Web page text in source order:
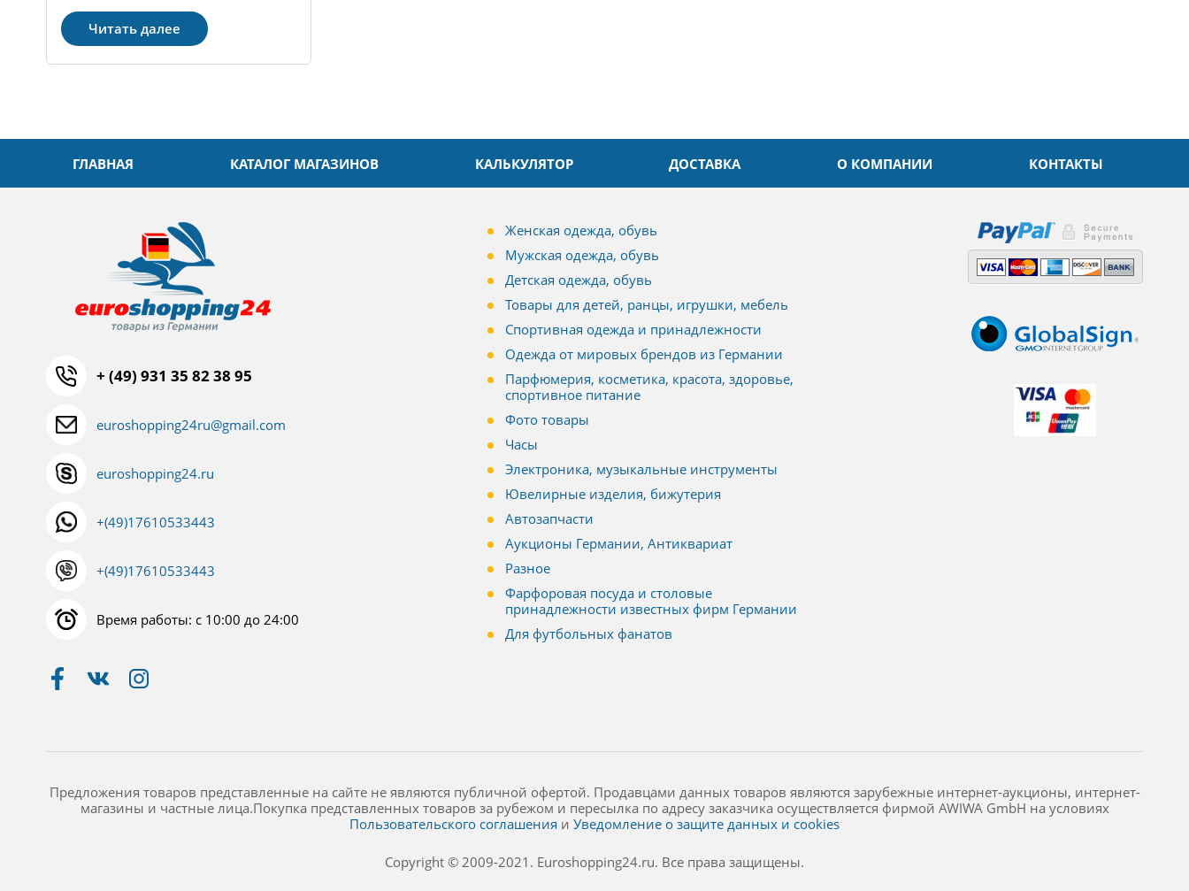
Читать далее
ГЛАВНАЯ КАТАЛОГ МАГАЗИНОВ КАЛЬКУЛЯТОР ДОСТАВКА О КОМПАНИИ КОНТАКТЫ
+ (49) 931 35 82 38 95
euroshopping24ru@gmail.com
euroshopping24.ru
+(49)17610533443
+(49)17610533443
Время работы: с 10:00 до 24:00
Женская одежда, обувь
Мужская одежда, обувь
Детская одежда, обувь
Товары для детей, ранцы, игрушки, мебель
Спортивная одежда и принадлежности
Одежда от мировых брендов из Германии
Парфюмерия, косметика, красота, здоровье,
спортивное питание
Фото товары
Часы
Электроника, музыкальные инструменты
Ювелирные изделия, бижутерия
Автозапчасти
Аукционы Германии, Антиквариат
Разное
Фарфоровая посуда и столовые
принадлежности известных фирм Германии
Для футбольных фанатов
Предложения товаров представленные на сайте не являются публичной офертой. Продавцами данных товаров являются зарубежные интернет-аукционы, интернет-
магазины и частные лица.Покупка представленных товаров за рубежом и пересылка по адресу заказчика осуществляется фирмой AWIWA GmbH на условиях
Пользовательского соглашения и Уведомление о защите данных и cookies
Copyright © 2009-2021. Euroshopping24.ru. Все права защищены.